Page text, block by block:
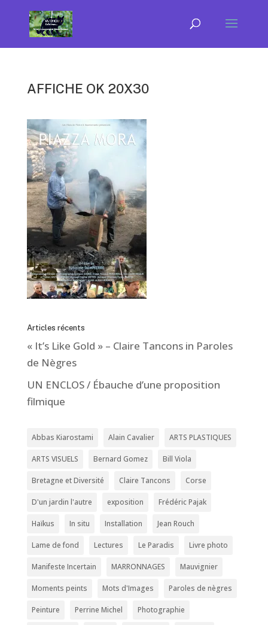
AFFICHE OK 20X30
Articles récents
« It’s Like Gold » – Claire Tancons in Paroles
de Nègres
UN ENCLOS / Ébauche d’une proposition
filmique
Abbas Kiarostami Alain Cavalier ARTS PLASTIQUES
ARTS VISUELS Bernard Gomez Bill Viola
Bretagne et Diversité Claire Tancons Corse
D'un jardin l'autre exposition Frédéric Pajak
Haïkus In situ Installation Jean Rouch
Lame de fond Lectures Le Paradis Livre photo
Manifeste Incertain MARRONNAGES Mauvignier
Moments peints Mots d'Images Paroles de nègres
Peinture Perrine Michel Photographie